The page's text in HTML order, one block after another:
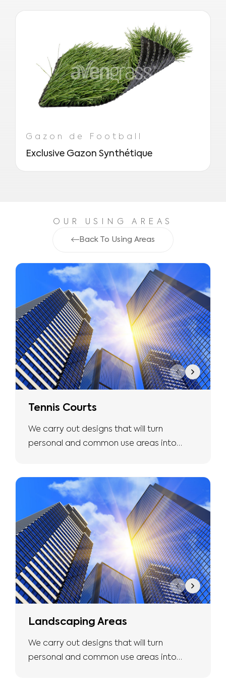
vos objectifs spécifiques.
Gazon de Football
Exclusive Gazon Synthétique
OUR USING AREAS
Back To Using Areas
Tennis Courts
We carry out designs that will turn
personal and common use areas into
Landscaping Areas
We carry out designs that will turn
personal and common use areas into